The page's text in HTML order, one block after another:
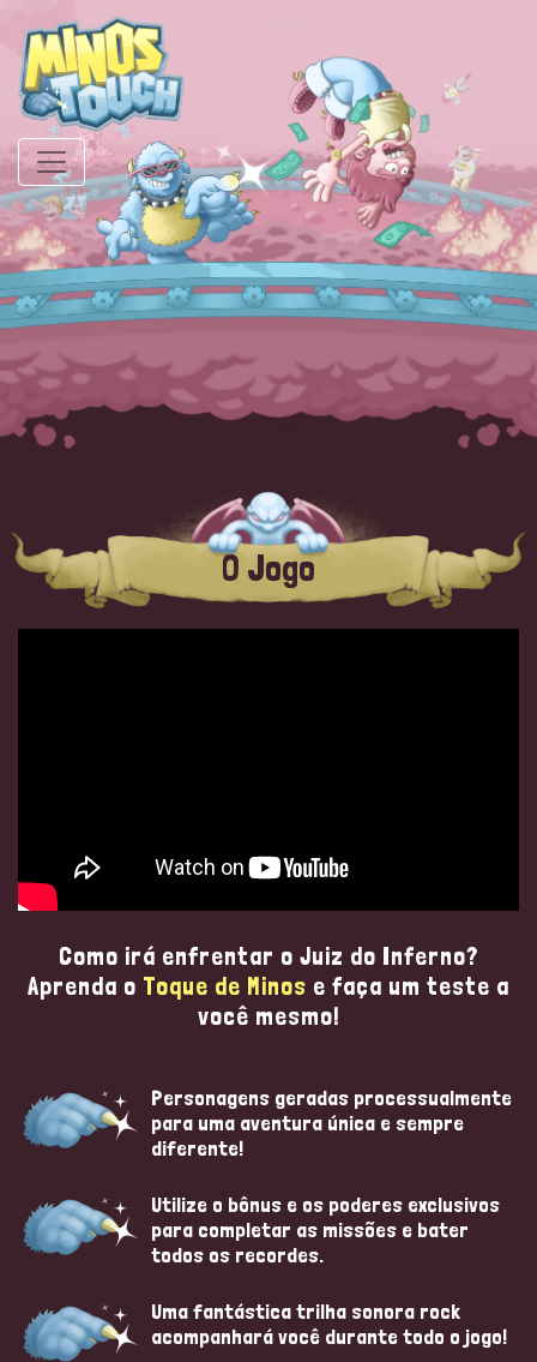
O Jogo
Como irá enfrentar o Juiz do Inferno?
Aprenda o Toque de Minos e faça um teste a
você mesmo!
Personagens geradas processualmente
para uma aventura única e sempre
diferente!
Utilize o bônus e os poderes exclusivos
para completar as missões e bater
todos os recordes.
Uma fantástica trilha sonora rock
acompanhará você durante todo o jogo!